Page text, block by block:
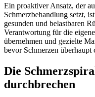
Ein proaktiver Ansatz, der
Schmerzbehandlung setzt,
gesunden und belastbaren
Verantwortung für die
übernehmen und gezielte
bevor Schmerzen
Die
durchbrechen